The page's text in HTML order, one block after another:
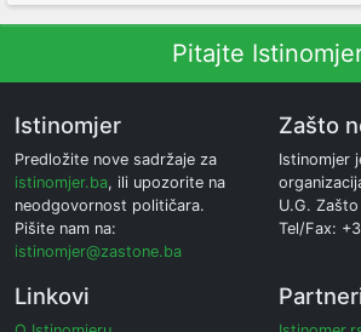
Pitajte
Istinomjer
Predložite nove sadržaje za
istinomjer.ba, ili upozorite na
neodgovornost političara.
Pišite nam na:
istinomjer@zastone.ba
Zašto
Istinomjer
U.G. Zašto
Tel/Fax:
Linkovi